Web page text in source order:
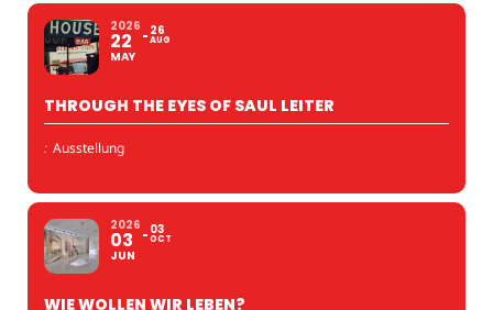
2026
22
MAY
26
AUG
THROUGH THE EYES OF SAUL LEITER
: Ausstellung
2026
03
JUN
03
OCT
WIE WOLLEN WIR LEBEN?